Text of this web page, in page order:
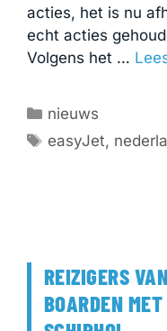
acties, het is nu
echt acties
Volgens het …
Categorieën
nieuws
Tags
easyJet,
REIZIGERS
BOARDEN